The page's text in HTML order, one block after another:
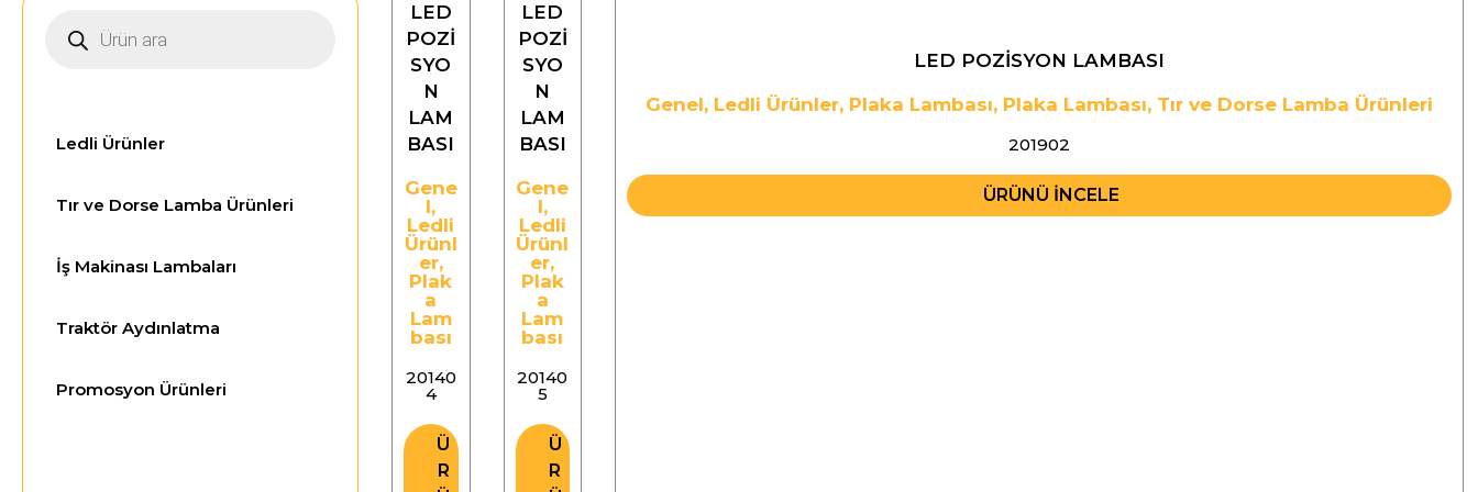
Ledli Ürünler
Tır ve Dorse Lamba Ürünleri
İş Makinası Lambaları
Traktör Aydınlatma
Promosyon Ürünleri
LED
POZİ
SYO
N
LAM
BASI
Gene
l,
Ledli
Ürünl
er,
Plak
a
Lam
bası
20140
4
Ü
R
LED
POZİ
SYO
N
LAM
BASI
Gene
l,
Ledli
Ürünl
er,
Plak
a
Lam
bası
20140
5
Ü
R
LED POZİSYON LAMBASI
Genel, Ledli Ürünler, Plaka Lambası, Plaka Lambası, Tır ve Dorse Lamba Ürünleri
201902
ÜRÜNÜ İNCELE